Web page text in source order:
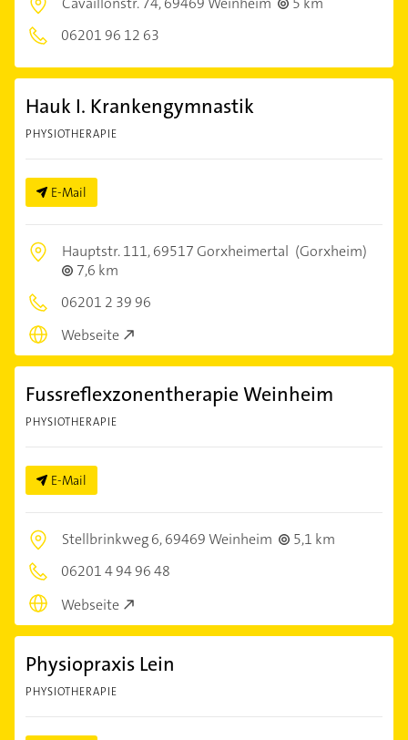
06201 96 12 63
Hauk I. Krankengymnastik
PHYSIOTHERAPIE
E-Mail
Hauptstr. 111,69517 Gorxheimertal (Gorxheim)
7,6 km
06201 2 39 96
Webseite
Fussreflexzonentherapie Weinheim
PHYSIOTHERAPIE
E-Mail
Stellbrinkweg 6,69469 Weinheim
5,1 km
06201 4 94 96 48
Webseite
Physiopraxis Lein
PHYSIOTHERAPIE